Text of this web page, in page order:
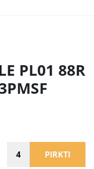
PL01 88R
PIRKTI